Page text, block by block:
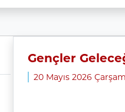
Gençler
20 Mayıs 2026